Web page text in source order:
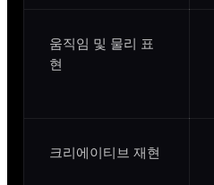
움직임 및 물리 표
현
크리에이티브 재현